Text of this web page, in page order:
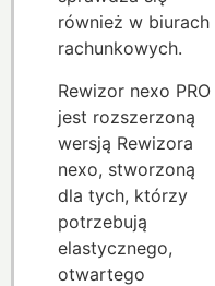
również w biurach
rachunkowych.
Rewizor nexo PRO
jest rozszerzoną
wersją Rewizora
nexo, stworzoną
dla tych, którzy
potrzebują
elastycznego,
otwartego